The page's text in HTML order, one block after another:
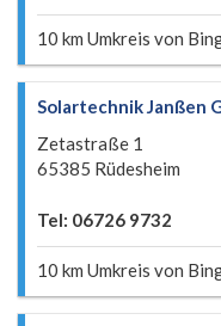
10 km Umkreis von
Solartechnik Janßen
Zetastraße 1
65385 Rüdesheim
Tel: 06726 9732
10 km Umkreis von